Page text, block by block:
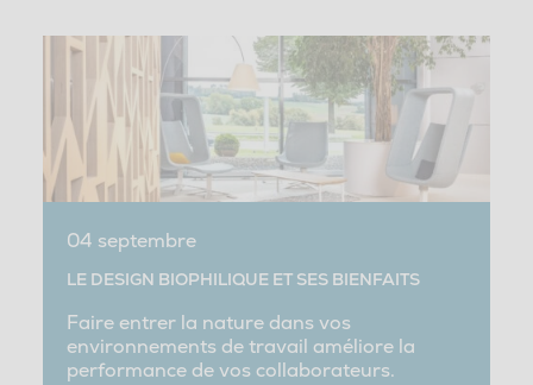
04 septembre
LE DESIGN BIOPHILIQUE ET SES BIENFAITS
Faire entrer la nature dans vos
environnements de travail améliore la
performance de vos collaborateurs.